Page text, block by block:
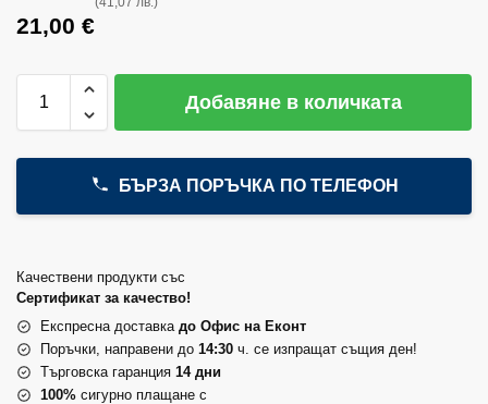
21,00 €
Добавяне в количката
БЪРЗА ПОРЪЧКА ПО ТЕЛЕФОН
Качествени продукти със
Сертификат за качество!
Експресна доставка до Офис на Еконт
Поръчки, направени до 14:30 ч. се изпращат същия ден!
Търговска гаранция 14 дни
100% сигурно плащане с